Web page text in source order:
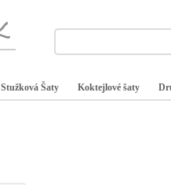
Stužková Šaty Koktejlové šaty